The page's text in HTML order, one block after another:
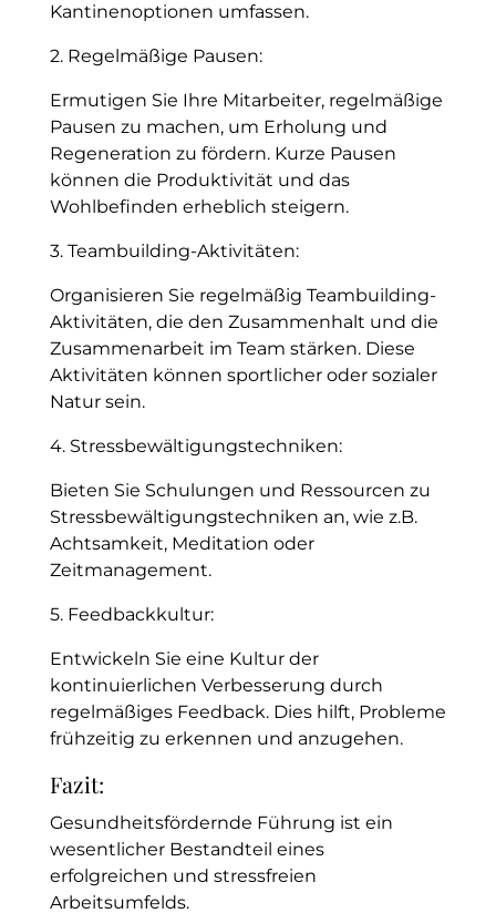
Kantinenoptionen umfassen.
2. Regelmäßige Pausen:
Ermutigen Sie Ihre Mitarbeiter, regelmäßige
Pausen zu machen, um Erholung und
Regeneration zu fördern. Kurze Pausen
können die Produktivität und das
Wohlbefinden erheblich steigern.
3. Teambuilding-Aktivitäten:
Organisieren Sie regelmäßig Teambuilding-
Aktivitäten, die den Zusammenhalt und die
Zusammenarbeit im Team stärken. Diese
Aktivitäten können sportlicher oder sozialer
Natur sein.
4. Stressbewältigungstechniken:
Bieten Sie Schulungen und Ressourcen zu
Stressbewältigungstechniken an, wie z.B.
Achtsamkeit, Meditation oder
Zeitmanagement.
5. Feedbackkultur:
Entwickeln Sie eine Kultur der
kontinuierlichen Verbesserung durch
regelmäßiges Feedback. Dies hilft, Probleme
frühzeitig zu erkennen und anzugehen.
Fazit:
Gesundheitsfördernde Führung ist ein
wesentlicher Bestandteil eines
erfolgreichen und stressfreien
Arbeitsumfelds.